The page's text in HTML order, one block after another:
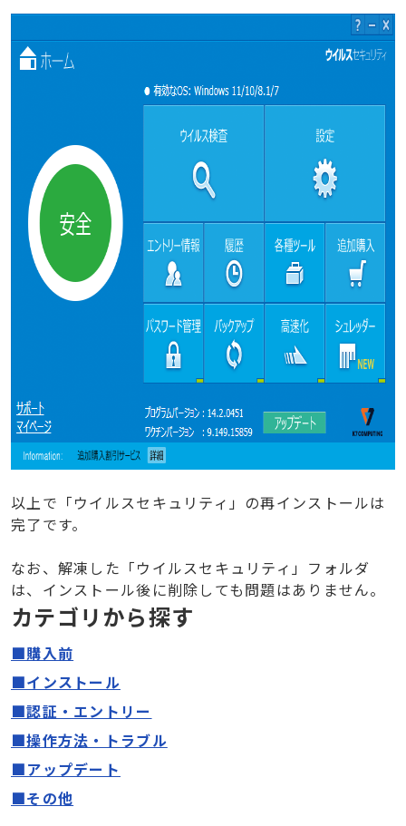
以上で「ウイルスセキュリティ」の再インストールは
完了です。
なお、解凍した「ウイルスセキュリティ」フォルダ
は、インストール後に削除しても問題はありません。
カテゴリから探す
■購入前
■インストール
■認証・エントリー
■操作方法・トラブル
■アップデート
■その他